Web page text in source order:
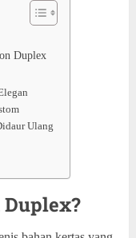
Duplex
Ulang